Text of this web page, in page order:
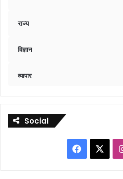
राज्य
विज्ञान
व्यापार
Social
Facebook